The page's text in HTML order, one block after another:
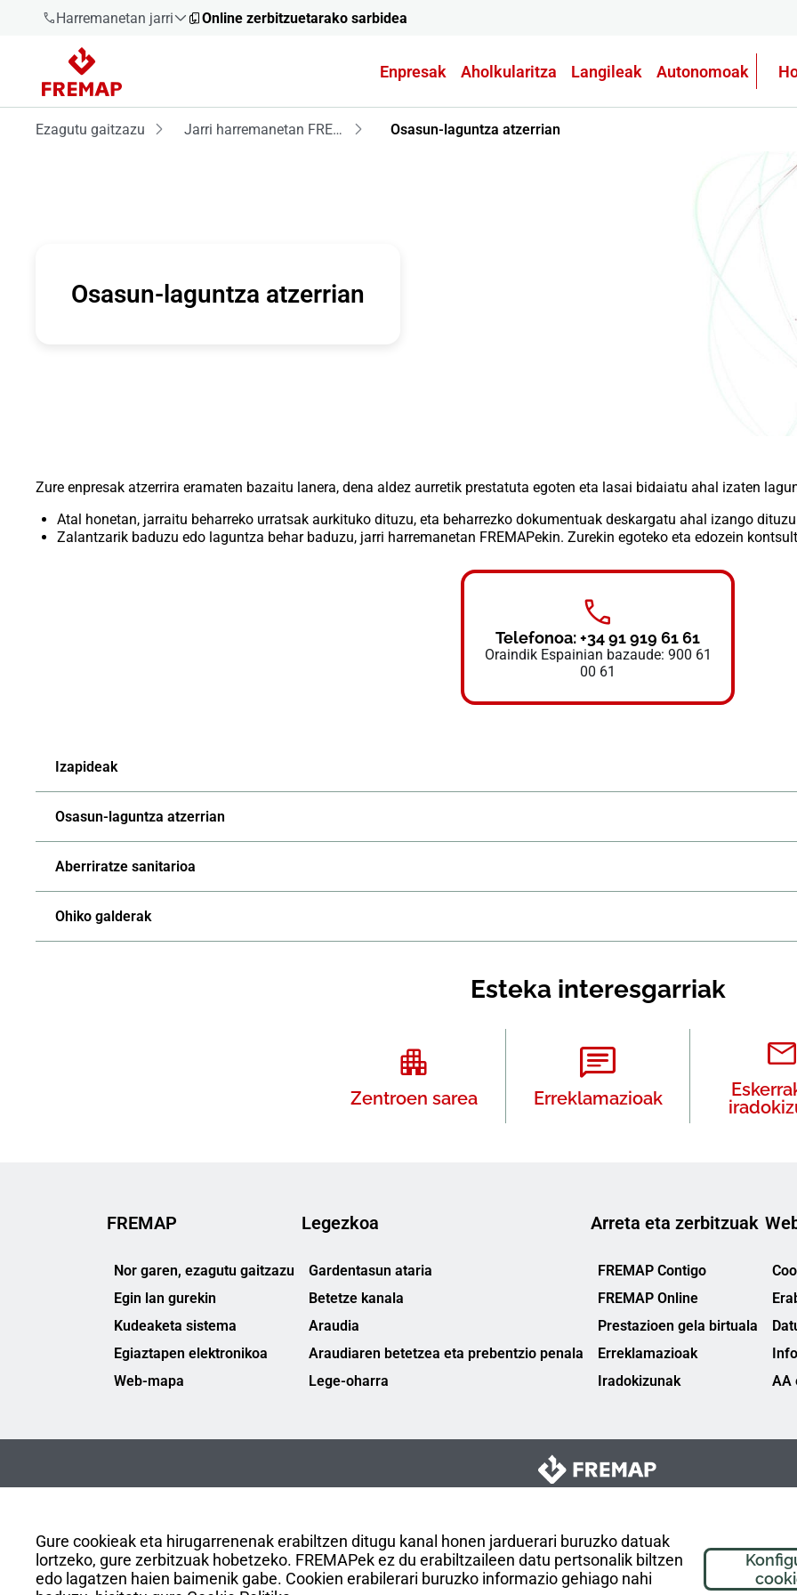
Harremanetan jarri
900 61 00
61
Online zerbitzuetarako sarbidea
Enpresak Aholkularitza Langileak Autonomoak
Gure cookieak eta hirugarrenenak erabiltzen ditugu kanal honen jarduerari buruzko datuak
lortzeko, gure zerbitzuak hobetzeko. FREMAPek ez du erabiltzaileen datu pertsonalik biltzen
edo lagatzen haien baimenik gabe. Cookien erabilerari buruzko informazio gehiago nahi
Ezagutu gaitzazu Jarri harremanetan FREMAPekin Osasun-laguntza atzerrian
Osasun-laguntza atzerrian
Zure enpresak atzerrira eramaten bazaitu lanera, dena aldez aurretik prestatuta egoten eta lasai bidaiatu ahal izaten
Atal honetan, jarraitu beharreko urratsak aurkituko dituzu, eta beharrezko dokumentuak deskargatu ahal izango
Zalantzarik baduzu edo laguntza behar baduzu, jarri harremanetan FREMAPekin. Zurekin egoteko eta edozein
Telefonoa: +34 91 919 61 61
Oraindik Espainian bazaude: 900 61
00 61
Izapideak
Osasun-laguntza atzerrian
Aberriratze sanitarioa
Ohiko galderak
Esteka interesgarriak
Zentroen sarea Erreklamazioak
FREMAP
Nor garen, ezagutu gaitzazu
Egin lan gurekin
Kudeaketa sistema
Egiaztapen elektronikoa
Web-mapa
Legezkoa
Gardentasun ataria
Betetze kanala
Araudia
Araudiaren betetzea eta prebentzio penala
Lege-oharra
Arreta eta zerbitzuak
FREMAP Contigo
FREMAP Online
Prestazioen gela birtuala
Erreklamazioak
Iradokizunak
AA